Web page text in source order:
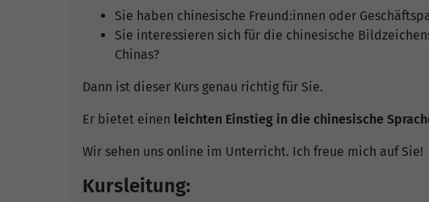
Sie haben chinesische Freund:innen oder
Sie interessieren sich für die chinesische
Chinas?
Dann ist dieser Kurs genau richtig für Sie.
Er bietet einen leichten Einstieg in die chinesische
Wir sehen uns online im Unterricht. Ich freue mich auf Sie!
Kursleitung: